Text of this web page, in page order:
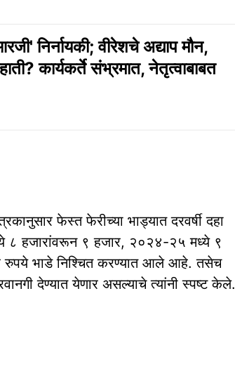
निर्नायकी; वीरेशचे अद्याप मौन,
कार्यकर्ते संभ्रमात, नेतृत्वाबाबत
फेस्त फेरीच्या भाड्यात दरवर्षी दहा
हजारांवरून ९ हजार, २०२४-२५ मध्ये ९
रुपये भाडे निश्चित करण्यात आले आहे. तसेच
देण्यात येणार असल्याचे त्यांनी स्पष्ट केले.